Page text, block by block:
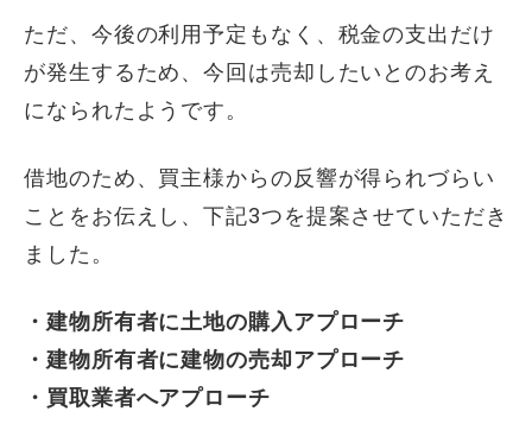
ただ、今後の利用予定もなく、税金の支出だけ
が発生するため、今回は売却したいとのお考え
になられたようです。
借地のため、買主様からの反響が得られづらい
ことをお伝えし、下記3つを提案させていただき
ました。
・建物所有者に土地の購入アプローチ
・建物所有者に建物の売却アプローチ
・買取業者へアプローチ